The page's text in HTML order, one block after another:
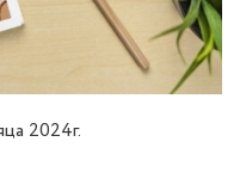
2024г.